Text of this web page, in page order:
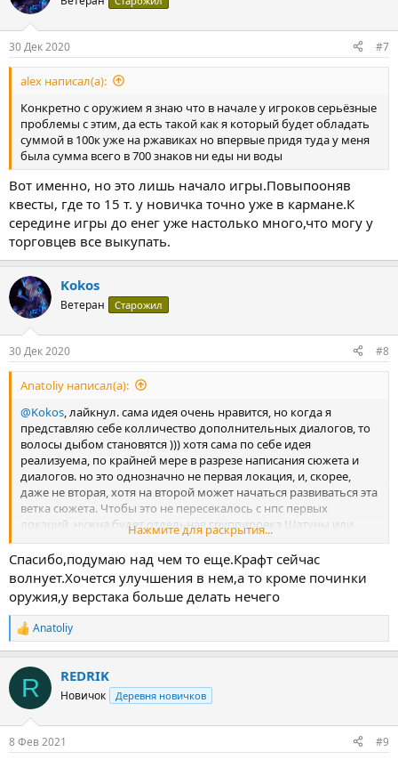
Оружие - уменьшение цены оружия в 4-8 раз.
Хорошое оружие получаем из каждого мародера,так что такое
уменьшение значительно усложнит возможность быстро
разбогатеть.
Снаряжение труднее достать, в основном лутая сундуки или
бункеры.Продажа снаряжения станет сразу менее
привлекательно.
Провизия - увеличение цены на 50% и отсутствие возможности
находки качественной провизии просто на локе.
Серьезно,за прохождение TSO,я ни разу не покупал себе
жрачки.Уже к середине игры её просто навалом.Старые
консервы просто валяются в ящике из-за ненадобности.
Предметы - увеличение цены на 100% и уменьшение дропа
уже собранных предметов.Зачем покупать аккумуляторы,если
в пустоше их так много.Желательно вообще сделать их очень
редким лутом или даже полностью заменить на фонарики.Это
значительно увеличит нужду к подходу к верстаку не только
ради починки автоматов.На данный момент,в TSO нет такой
нужды в верстаке,пока не решишь накопить себе еще 1
миллион,через починку оружия.
30 Дек 2020 #7
alex написал(а):
Конкретно с оружием я знаю что в начале у игроков серьёзные
проблемы с этим, да есть такой как я который будет обладать
суммой в 100к уже на ржавиках но впервые придя туда у меня
была сумма всего в 700 знаков ни еды ни воды
Вот именно, но это лишь начало игры.Повыпооняв
квесты, где то 15 т. у новичка точно уже в кармане.К
середине игры до енег уже настолько много,что могу у
торговцев все выкупать.
Kokos
Ветеран Старожил
30 Дек 2020 #8
Anatoliy написал(а):
@Kokos , лайкнул. сама идея очень нравится, но когда я
представляю себе колличество дополнительных диалогов, то
волосы дыбом становятся ))) хотя сама по себе идея
реализуема, по крайней мере в разрезе написания сюжета и
диалогов. но это однозначно не первая локация, и, скорее,
даже не вторая, хотя на второй может начаться развиваться эта
ветка сюжета. Чтобы это не пересекалось с нпс первых
локаций, нужна будет отдельная группировка Шатуны или
другие беспризорники. Если прописывать включение диалогов
на присоединение вообще всем нпс, то это отложит выход
старта еще на полгода ))) но в общем и целом идеи и сюжеты
бросайте, не стесняйтесь. возможно, некоторые будете сами
реализовывать и тогда Вы меня поймете насчет диалогов ))) но
это не повод не делать игровой мир лучше, так что дерзайте. С
наступающими!
Нажмите для раскрытия...
Спасибо,подумаю над чем то еще.Крафт сейчас
волнует.Хочется улучшения в нем,а то кроме починки
оружия,у верстака больше делать нечего
Р
е
к
и
Anatoliy
R REDRIK
Новичок Деревня новичков
8 Фев 2021 #9